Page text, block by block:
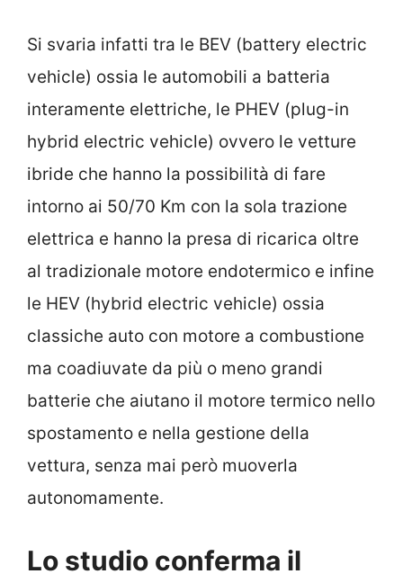
Si svaria infatti tra le BEV (battery electric
vehicle) ossia le automobili a batteria
interamente elettriche, le PHEV (plug-in
hybrid electric vehicle) ovvero le vetture
ibride che hanno la possibilità di fare
intorno ai 50/70 Km con la sola trazione
elettrica e hanno la presa di ricarica oltre
al tradizionale motore endotermico e infine
le HEV (hybrid electric vehicle) ossia
classiche auto con motore a combustione
ma coadiuvate da più o meno grandi
batterie che aiutano il motore termico nello
spostamento e nella gestione della
vettura, senza mai però muoverla
autonomamente.
Lo studio conferma il